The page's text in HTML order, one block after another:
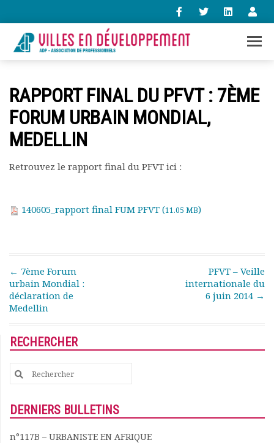
contact@villes-developpement.org
Accueil
Qui sommes-nous ?
Statuts de l’association
Comptes rendus mensuels
Rapports moraux
Rapports financiers
Nous rejoindre
Présentation du bulletin
Bulletins Villes en
développement
Ressources
RAPPORT FINAL DU PFVT : 7ÈME
FORUM URBAIN MONDIAL,
MEDELLIN
Retrouvez le rapport final du PFVT ici :
140605_rapport final FUM PFVT (11.05 MB)
Post navigation
← 7ème Forum
urbain Mondial :
déclaration de
Medellin
PFVT – Veille
internationale du
6 juin 2014 →
RECHERCHER
Search
for:
DERNIERS BULLETINS
n°117B – URBANISTE EN AFRIQUE